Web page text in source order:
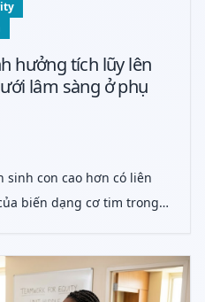
hưởng tích lũy lên
lâm sàng ở phụ
sinh con cao hơn có liên
biến dạng cơ tim trong
thường.